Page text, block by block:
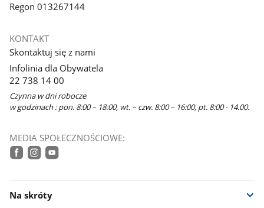
Regon 013267144
KONTAKT
Skontaktuj się z nami
Infolinia dla Obywatela
22 738 14 00
Czynna w dni robocze
w godzinach : pon. 8:00 – 18:00, wt. – czw. 8:00 – 16:00, pt. 8:00 - 14.00.
MEDIA SPOŁECZNOŚCIOWE:
Na skróty